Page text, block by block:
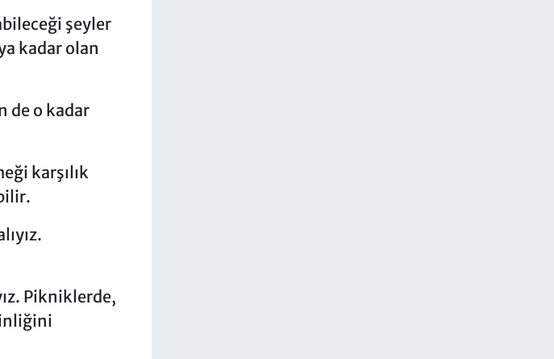
şeyler
kadar olan
de o kadar
karşılık
Pikniklerde,